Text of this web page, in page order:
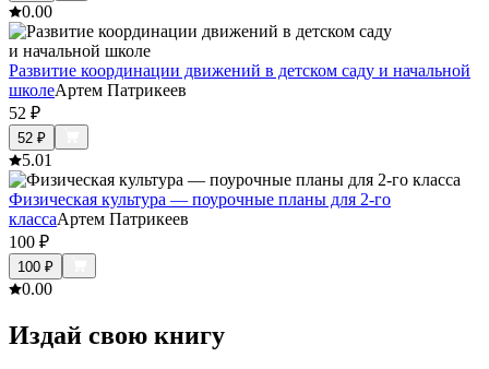
0.00
Развитие координации движений в детском саду и начальной
школеАртем Патрикеев
52 ₽
52 ₽
5.01
Физическая культура — поурочные планы для 2-го
классаАртем Патрикеев
100 ₽
100 ₽
0.00
Издай свою книгу